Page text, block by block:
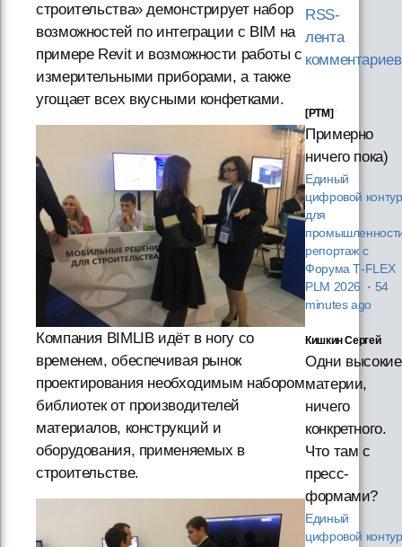
строительства» демонстрирует набор
возможностей по интеграции с BIM на
примере Revit и возможности работы с
измерительными приборами, а также
угощает всех вкусными конфетками.
Компания BIMLIB идёт в ногу со
временем, обеспечивая рынок
проектирования необходимым набором
библиотек от производителей
материалов, конструкций и
оборудования, применяемых в
строительстве.
RSS-
лента
комментариев
[PTM]
Примерно
ничего пока)
Единый
цифровой контур
для
репортаж с
Форума T‑FLEX
PLM 2026 · 54
minutes ago
Кишкин Сергей
Одни высокие
материи,
ничего
конкретного.
Что там с
пресс-
формами?
Единый
цифровой контур